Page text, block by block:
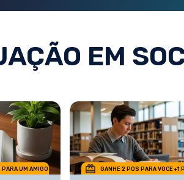
EM
PARA UM AMIGO GANHE 2 POS PARA VOCE +1